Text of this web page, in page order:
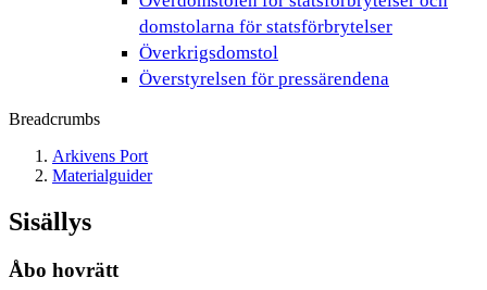
domstolarna för statsförbrytelser
Överkrigsdomstol
Överstyrelsen för pressärendena
Breadcrumbs
Arkivens Port
Materialguider
Sisällys
Åbo hovrätt